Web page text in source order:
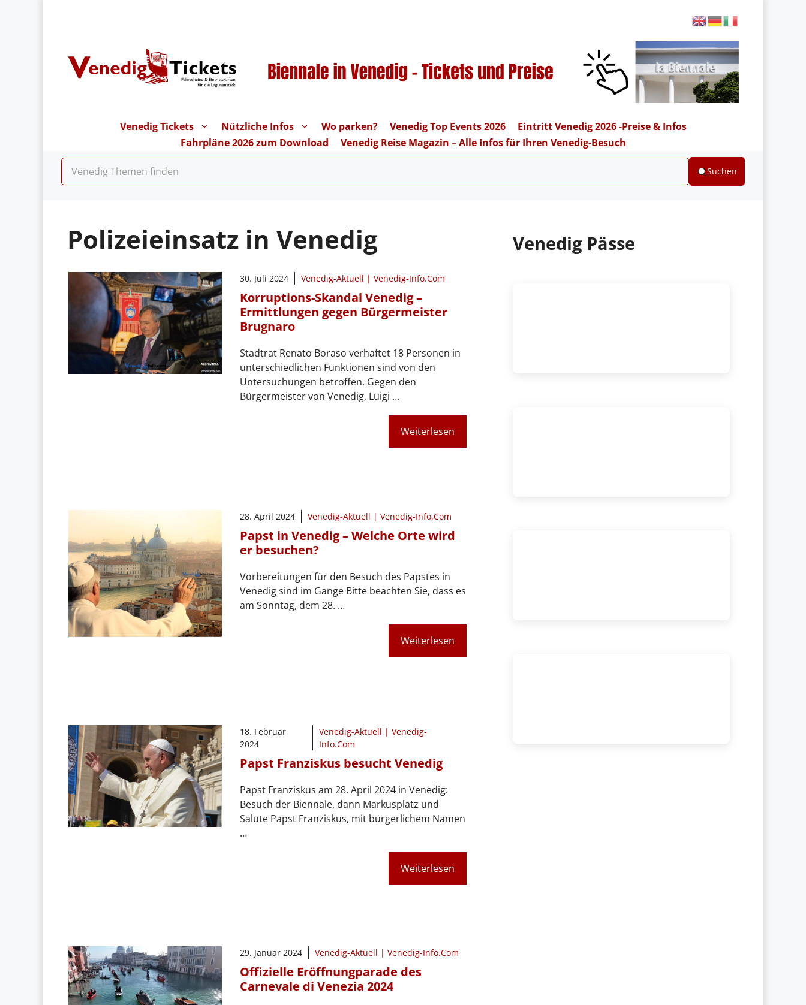
Venedig Tickets Nützliche Infos Wo parken? Venedig Top Events 2026
Eintritt Venedig 2026 -Preise & Infos
Fahrpläne 2026 zum Download
Venedig Reise Magazin – Alle Infos für Ihren Venedig-Besuch
Suchen
Polizeieinsatz in Venedig
30. Juli 2024 Venedig-Aktuell | Venedig-Info.Com
Korruptions-Skandal Venedig –
Ermittlungen gegen Bürgermeister
Brugnaro
Stadtrat Renato Boraso verhaftet 18 Personen in
unterschiedlichen Funktionen sind von den
Untersuchungen betroffen. Gegen den
Bürgermeister von Venedig, Luigi …
Weiterlesen
28. April 2024 Venedig-Aktuell | Venedig-Info.Com
Papst in Venedig – Welche Orte wird
er besuchen?
Vorbereitungen für den Besuch des Papstes in
Venedig sind im Gange Bitte beachten Sie, dass es
am Sonntag, dem 28. …
Weiterlesen
18. Februar
2024
Venedig-Aktuell | Venedig-
Info.Com
Papst Franziskus besucht Venedig
Papst Franziskus am 28. April 2024 in Venedig:
Besuch der Biennale, dann Markusplatz und
Salute Papst Franziskus, mit bürgerlichem Namen
…
Weiterlesen
29. Januar 2024 Venedig-Aktuell | Venedig-Info.Com
Offizielle Eröffnungparade des
Carnevale di Venezia 2024
Venedig Pässe